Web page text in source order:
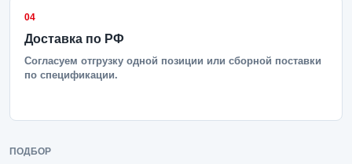
04
Доставка по РФ
Согласуем отгрузку одной позиции или сборной поставки
по спецификации.
ПОДБОР